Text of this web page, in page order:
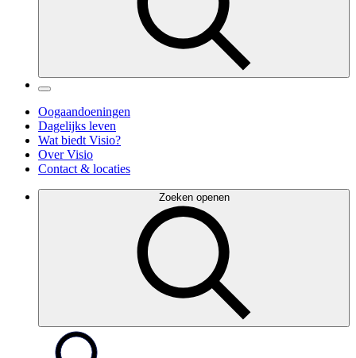
Oogaandoeningen
Dagelijks leven
Wat biedt Visio?
Over Visio
Contact & locaties
Zoeken openen